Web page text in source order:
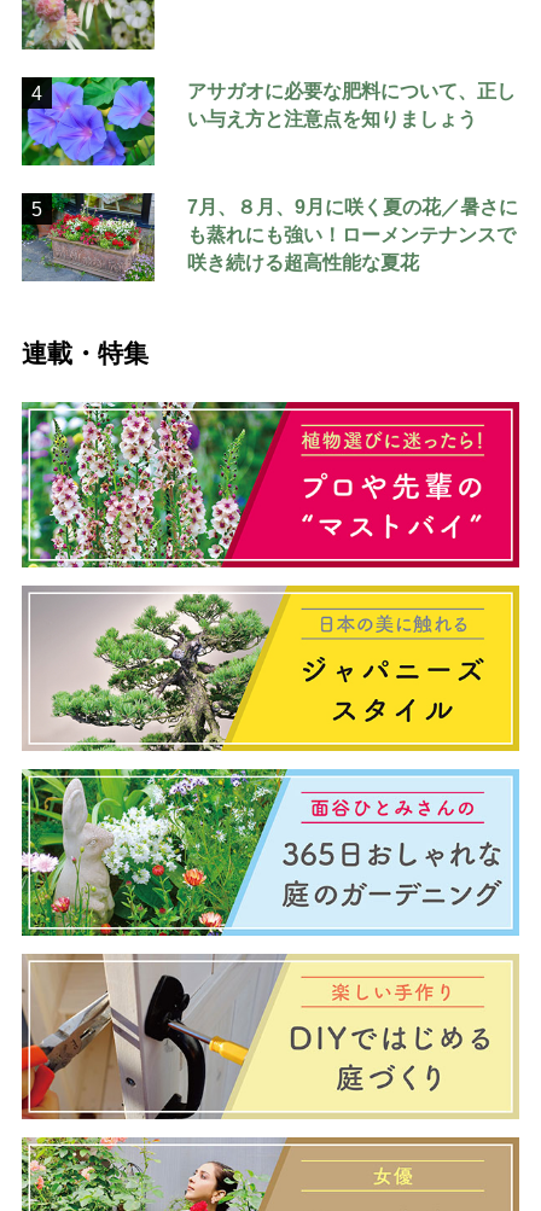
4
アサガオに必要な肥料について、正し
い与え方と注意点を知りましょう
5
7月、８月、9月に咲く夏の花／暑さに
も蒸れにも強い！ローメンテナンスで
咲き続ける超高性能な夏花
連載・特集